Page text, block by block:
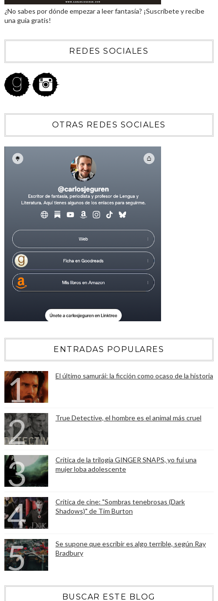
¿No sabes por dónde empezar a leer fantasía? ¡Suscríbete y recibe
una guía gratis!
REDES SOCIALES
OTRAS REDES SOCIALES
ENTRADAS POPULARES
El último samurái: la ficción como ocaso de la historia
True Detective, el hombre es el animal más cruel
Crítica de la trilogía GINGER SNAPS, yo fui una
mujer loba adolescente
Crítica de cine: "Sombras tenebrosas (Dark
Shadows)" de Tim Burton
Se supone que escribir es algo terrible, según Ray
Bradbury
BUSCAR ESTE BLOG